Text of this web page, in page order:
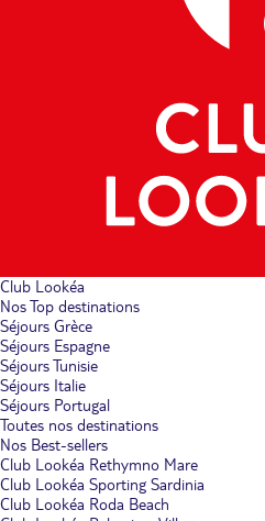
Club Lookéa
Nos Top destinations
Séjours Grèce
Séjours Espagne
Séjours Tunisie
Séjours Italie
Séjours Portugal
Toutes nos destinations
Nos Best-sellers
Club Lookéa Rethymno Mare
Club Lookéa Sporting Sardinia
Club Lookéa Roda Beach